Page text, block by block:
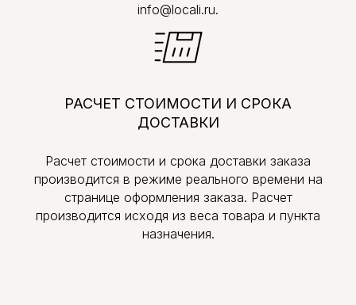
info@locali.ru.
РАСЧЕТ СТОИМОСТИ И СРОКА
ДОСТАВКИ
Расчет стоимости и срока доставки заказа
производится в режиме реального времени на
странице оформления заказа. Расчет
производится исходя из веса товара и пункта
назначения.